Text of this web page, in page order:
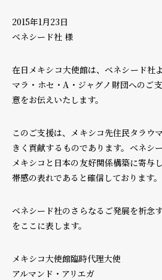
2015年1月23日
ベネシード社 様
在日メキシコ大使館は、ベネシード社
マラ・ホセ・A・ジャグノ財団へのご
意をお伝えいたします。
このご支援は、メキシコ先住民タラウ
きく貢献するものであります。ベネシ
メキシコと日本の友好関係構築に寄与
帯感の表れであると確信しております。
ベネシード社のさらなるご発展を祈念
をここに表します。
メキシコ大使館臨時代理大使
アルマンド・アリエガ